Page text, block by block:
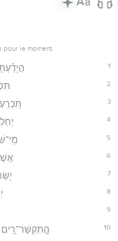
le moment.
1
2
3
4
5
6
7
8
9
10 הֲ‍ֽתִקְשָׁר־רֵ֭ים